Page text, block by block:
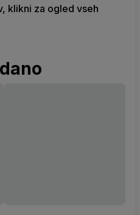
klikni za ogled vseh